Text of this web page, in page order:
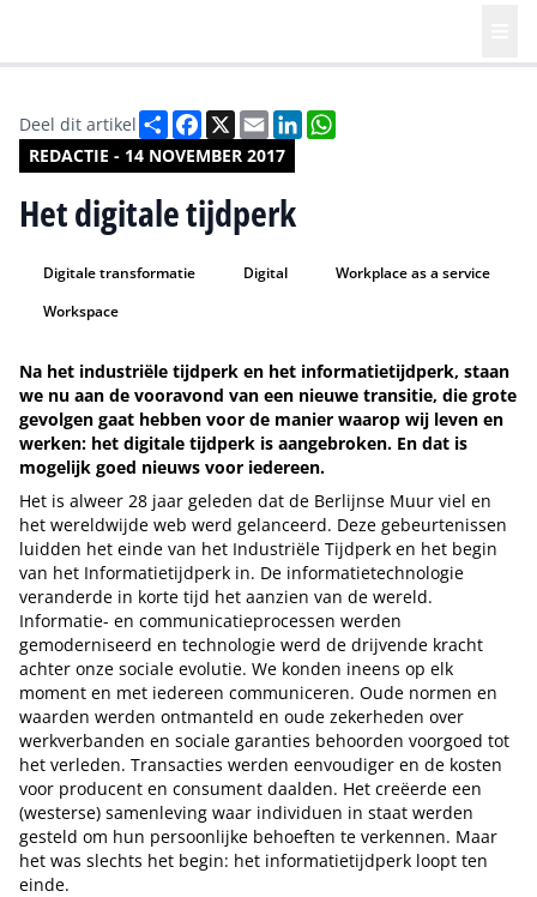
REDACTIE - 14 NOVEMBER 2017
Deel dit artikel DeelFacebook
X EmailLinkedIn
Het digitale tijdperk
Digitale transformatie Digital
Workplace as a service
Workspace
Na het industriële tijdperk en het informatietijdperk, staan
we nu aan de vooravond van een nieuwe transitie, die grote
gevolgen gaat hebben voor de manier waarop wij leven en
werken: het digitale tijdperk is aangebroken. En dat is
mogelijk goed nieuws voor iedereen.
Het is alweer 28 jaar geleden dat de Berlijnse Muur viel en
het wereldwijde web werd gelanceerd. Deze gebeurtenissen
luidden het einde van het Industriële Tijdperk en het begin
van het Informatietijdperk in. De informatietechnologie
veranderde in korte tijd het aanzien van de wereld.
Informatie- en communicatieprocessen werden
gemoderniseerd en technologie werd de drijvende kracht
achter onze sociale evolutie. We konden ineens op elk
moment en met iedereen communiceren. Oude normen en
waarden werden ontmanteld en oude zekerheden over
werkverbanden en sociale garanties behoorden voorgoed tot
het verleden. Transacties werden eenvoudiger en de kosten
voor producent en consument daalden. Het creëerde een
(westerse) samenleving waar individuen in staat werden
gesteld om hun persoonlijke behoeften te verkennen. Maar
het was slechts het begin: het informatietijdperk loopt ten
einde.